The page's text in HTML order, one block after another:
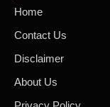
Home
Contact Us
Disclaimer
About Us